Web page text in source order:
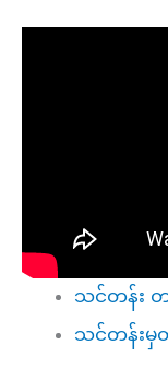
သင်တန်း တ
သင်တန်းမှတ်